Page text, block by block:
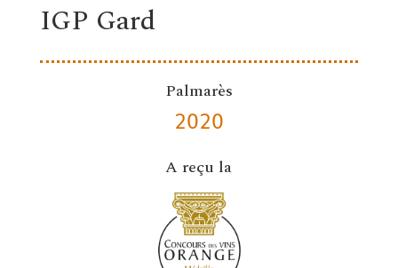
IGP Gard
Palmarès
2020
A reçu la